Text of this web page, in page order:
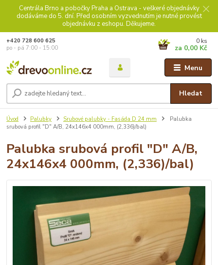
Centrála Brno a pobočky Praha a Ostrava - veškeré objednávky
dodáváme do 5. dní. Před osobním vyzvednutím je nutné provést
objednávku z eshopu. Děkujeme.
Menu
Hledat
+420 728 600 625
po - pá 7:00 - 15:00
0 ks
za 0,00 Kč
Úvod Palubky Srubové palubky - Fasáda D 24 mm
Palubka
srubová profil "D" A/B, 24x146x4 000mm, (2,336)/bal)
Palubka srubová profil "D" A/B,
24x146x4 000mm, (2,336)/bal)